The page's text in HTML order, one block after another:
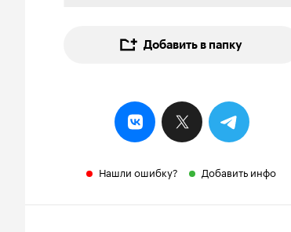
Добавить в папку
Нашли ошибку? Добавить инфо